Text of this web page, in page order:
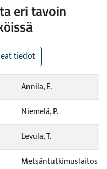
eri tavoin
tiedot
Annila, E.
Niemelä, P.
Levula, T.
Metsäntutkimuslaitos